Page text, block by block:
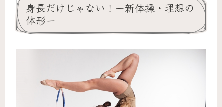
身長だけじゃない！ー新体操・理想の
体形ー